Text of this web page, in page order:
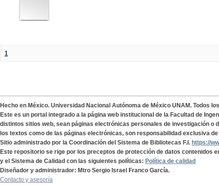
1
Hecho en México. Universidad Nacional Autónoma de México UNAM. Todos
Este es un portal integrado a la página web institucional de la Facultad de
distintos sitios web, sean páginas electrónicas personales de investigación o
los textos como de las páginas electrónicas, son responsabilidad exclusiva
Sitio administrado por la Coordinación del Sistema de Bibliotecas F.I. https://
Este repositorio se rige por los preceptos de protección de datos contenidos
y el Sistema de Calidad con las siguientes políticas: Política de calidad
Diseñador y administrador: Mtro Sergio Israel Franco García.
Contacto y asesoría